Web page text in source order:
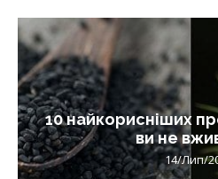
10 найкорисніших
ви не
14/Лип/